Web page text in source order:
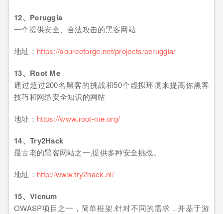
12、Peruggia
一个提供安全、合法攻击的黑客网站
地址： https://sourceforge.net/projects/peruggia/
13、Root Me
通过超过200名黑客的挑战和50个虚拟环境来提高你黑客
技巧和网络安全知识的网站
地址： https://www.root-me.org/
14、Try2Hack
最古老的黑客网站之一,提供多种安全挑战。
地址： http://www.try2hack.nl/
15、Vicnum
OWASP项目之一，简单框架,针对不同的需求，并基于游